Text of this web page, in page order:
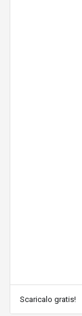
Scaricalo gratis!